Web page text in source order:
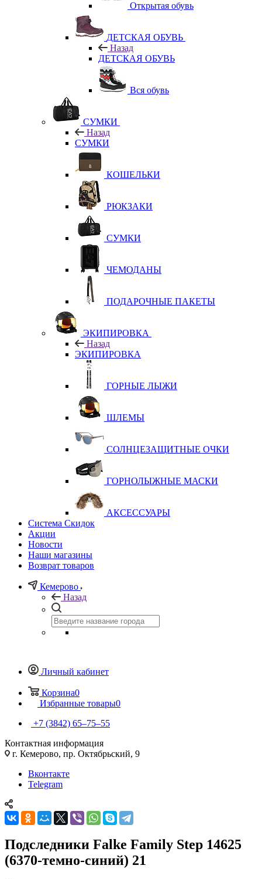
Открытая обувь
ДЕТСКАЯ ОБУВЬ
Назад
ДЕТСКАЯ ОБУВЬ
Вся обувь
СУМКИ
Назад
СУМКИ
КОШЕЛЬКИ
РЮКЗАКИ
СУМКИ
ЧЕМОДАНЫ
ПОДАРОЧНЫЕ ПАКЕТЫ
ЭКИПИРОВКА
Назад
ЭКИПИРОВКА
ГОРНЫЕ ЛЫЖИ
ШЛЕМЫ
СОЛНЦЕЗАЩИТНЫЕ ОЧКИ
ГОРНОЛЫЖНЫЕ МАСКИ
АКСЕССУАРЫ
Система Скидок
Акции
Новости
Наши магазины
Возврат товаров
Кемерово
Назад
Личный кабинет
Корзина0
Избранные товары0
+7 (3842) 65–75–55
Контактная информация
г. Кемерово, пр. Октябрьский, 9
Вконтакте
Telegram
Подследники Falke Family Step 14625
(6370-темно-синий) 21